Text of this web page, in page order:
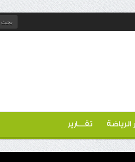
الرياضة تقـــارير